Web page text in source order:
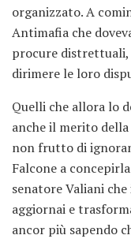
organizzato. A
Antimafia che
procure distrettuali,
dirimere le loro
Quelli che allora lo
anche il merito della
non frutto di
Falcone a
senatore Valiani
aggiornai e
ancor più sapendo